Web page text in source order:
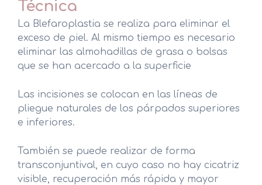
Técnica
La Blefaroplastia se realiza para eliminar el
exceso de piel. Al mismo tiempo es necesario
eliminar las almohadillas de grasa o bolsas
que se han acercado a la superficie
Las incisiones se colocan en las líneas de
pliegue naturales de los párpados superiores
e inferiores.
También se puede realizar de forma
transconjuntival, en cuyo caso no hay cicatriz
visible, recuperación más rápida y mayor